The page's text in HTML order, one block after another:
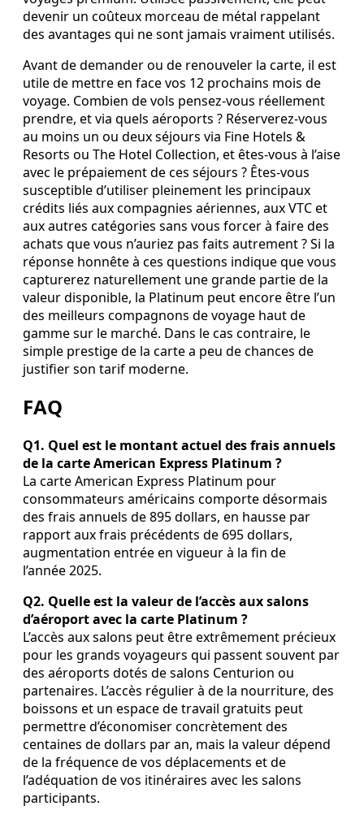
devenir un coûteux morceau de métal rappelant
des avantages qui ne sont jamais vraiment utilisés.
Avant de demander ou de renouveler la carte, il est
utile de mettre en face vos 12 prochains mois de
voyage. Combien de vols pensez‑vous réellement
prendre, et via quels aéroports ? Réserverez‑vous
au moins un ou deux séjours via Fine Hotels &
Resorts ou The Hotel Collection, et êtes‑vous à l’aise
avec le prépaiement de ces séjours ? Êtes‑vous
susceptible d’utiliser pleinement les principaux
crédits liés aux compagnies aériennes, aux VTC et
aux autres catégories sans vous forcer à faire des
achats que vous n’auriez pas faits autrement ? Si la
réponse honnête à ces questions indique que vous
capturerez naturellement une grande partie de la
valeur disponible, la Platinum peut encore être l’un
des meilleurs compagnons de voyage haut de
gamme sur le marché. Dans le cas contraire, le
simple prestige de la carte a peu de chances de
justifier son tarif moderne.
FAQ
Q1. Quel est le montant actuel des frais annuels
de la carte American Express Platinum ?
La carte American Express Platinum pour
consommateurs américains comporte désormais
des frais annuels de 895 dollars, en hausse par
rapport aux frais précédents de 695 dollars,
augmentation entrée en vigueur à la fin de
l’année 2025.
Q2. Quelle est la valeur de l’accès aux salons
d’aéroport avec la carte Platinum ?
L’accès aux salons peut être extrêmement précieux
pour les grands voyageurs qui passent souvent par
des aéroports dotés de salons Centurion ou
partenaires. L’accès régulier à de la nourriture, des
boissons et un espace de travail gratuits peut
permettre d’économiser concrètement des
centaines de dollars par an, mais la valeur dépend
de la fréquence de vos déplacements et de
l’adéquation de vos itinéraires avec les salons
participants.